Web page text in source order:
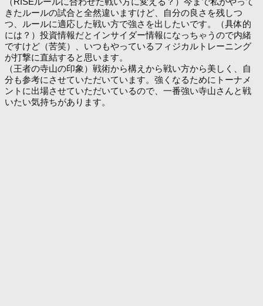
きたルールの試合と全然違いますけど、自分の良さを残しつ
つ、ルールに適応した戦い方で強さを出したいです。（具体的
には？）投資情報だとインサイダー情報になっちゃうので内緒
ですけど（苦笑）、いつもやっているフィジカルトレーニング
が打撃に直結すると思います。
（王者の寺山の印象）戦術から構えから戦い方から美しく、自
分も参考にさせていただいています。強くなるためにトーナメ
ントに出場させていただいているので、一番強い寺山さんと戦
いたい気持ちがあります。